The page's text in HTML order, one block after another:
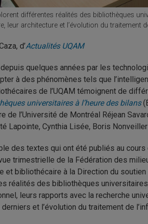
différentes réalités des bibliothèques
leur architecture et l’évolution du traitement
d’Actualités UQAM
quelques années par les
à des phénomènes tels que
de l’UQAM témoignent de
universitaires à l’heure des bilans
de l’Université de Montréal Réjean
Lapointe, Cynthia Lisée, Boris
des textes qui ont été publiés au
trimestrielle de la Fédération des
et bibliothécaire à la Direction du
réalités des bibliothèques
leurs rapports avec la recherche
et l’évolution du traitement de